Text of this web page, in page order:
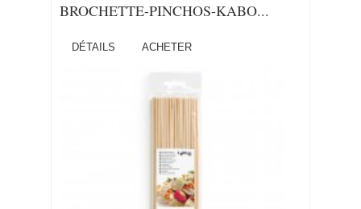
BROCHETTE-PINCHOS-KABO...
DÉTAILS ACHETER